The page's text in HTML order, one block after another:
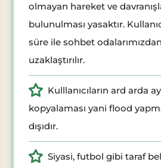
olmayan hareket ve
bulunulması yasaktır.
süre ile sohbet odalarımızdan
uzaklaştırılır.
Kulllanıcıların ard arda
kopyalaması yani flood
dışıdır.
Siyasi, futbol gibi taraf